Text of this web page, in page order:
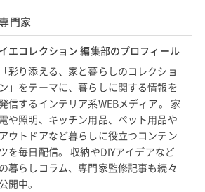
門家
イエコレクション 編集部のプロフィール
「彩り添える、家と暮らしのコレクショ
ン」をテーマに、暮らしに関する情報を
信するインテリア系WEBメディア。 家
電や照明、キッチン用品、ペット用品や
アウトドアなど暮らしに役立つコンテン
ツを毎日配信。 収納やDIYアイデアなど
の暮らしコラム、専門家監修記事も続々
公開中。